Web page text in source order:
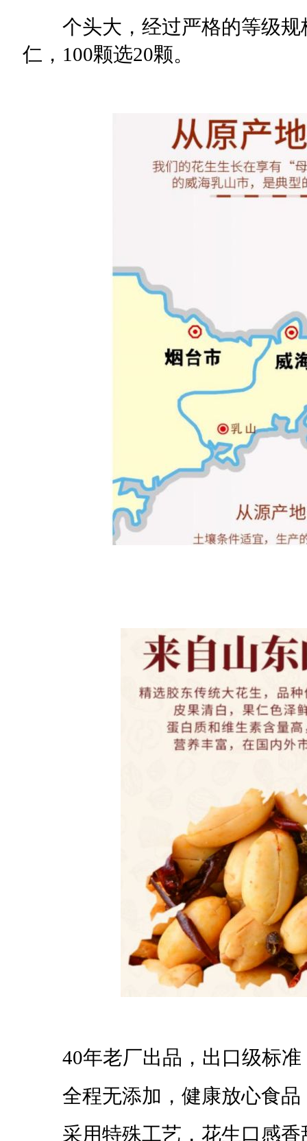
个头大，经过严格的等级规
仁，100颗选20颗。
40年老厂出品，出口级标准
全程无添加，健康放心食品
采用特殊工艺，花生口感香